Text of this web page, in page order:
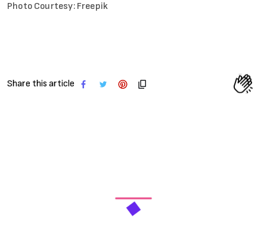
Photo Courtesy: Freepik
Share this article